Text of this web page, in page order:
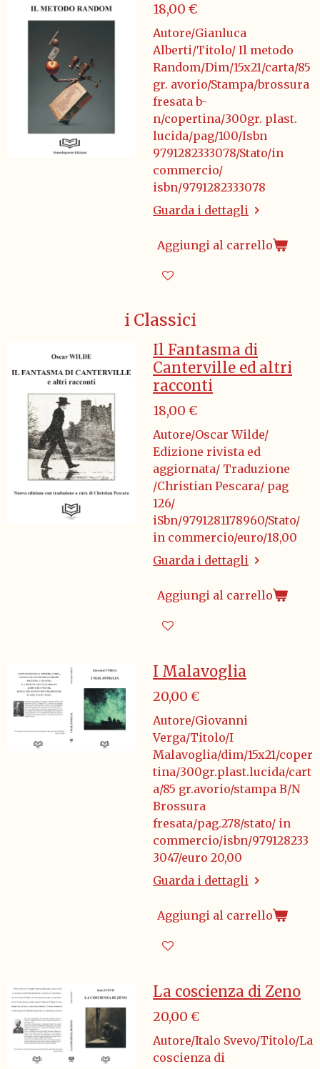
18,00 €
Autore/Gianluca
Alberti/Titolo/ Il metodo
Random/Dim/15x21/carta/85
gr. avorio/Stampa/brossura
fresata b-
n/copertina/300gr. plast.
lucida/pag/100/Isbn
9791282333078/Stato/in
commercio/
isbn/9791282333078
Guarda i dettagli
Aggiungi al carrello
i Classici
Il Fantasma di
Canterville ed altri
racconti
18,00 €
Autore/Oscar Wilde/
Edizione rivista ed
aggiornata/ Traduzione
/Christian Pescara/ pag
126/
iSbn/9791281178960/Stato/
in commercio/euro/18,00
Guarda i dettagli
Aggiungi al carrello
I Malavoglia
20,00 €
Autore/Giovanni
Verga/Titolo/I
Malavoglia/dim/15x21/coper
tina/300gr.plast.lucida/cart
a/85 gr.avorio/stampa B/N
Brossura
fresata/pag.278/stato/ in
commercio/isbn/979128233
3047/euro 20,00
Guarda i dettagli
Aggiungi al carrello
La coscienza di Zeno
20,00 €
Autore/Italo Svevo/Titolo/La
coscienza di